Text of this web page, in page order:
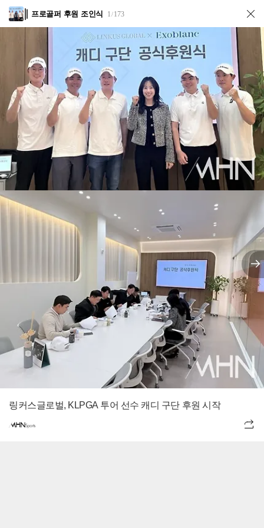
프로골퍼 후원 조인식 1/173
링커스글로벌, KLPGA 투어 선수 캐디 구단 후원 시작